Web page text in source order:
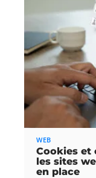
WEB
Cookies et
les sites
en place